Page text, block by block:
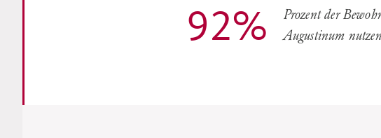
92%
Prozent der
Augustinum